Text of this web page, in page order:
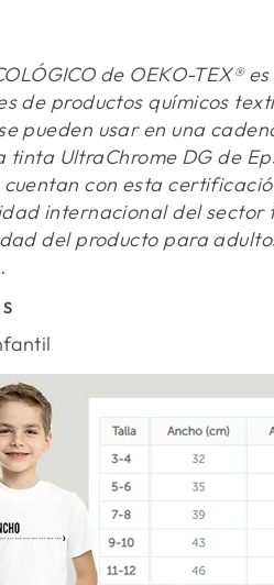
de OEKO-TEX®
de productos químicos
pueden usar en una
tinta UltraChrome DG de
con esta
internacional del sector
del producto para